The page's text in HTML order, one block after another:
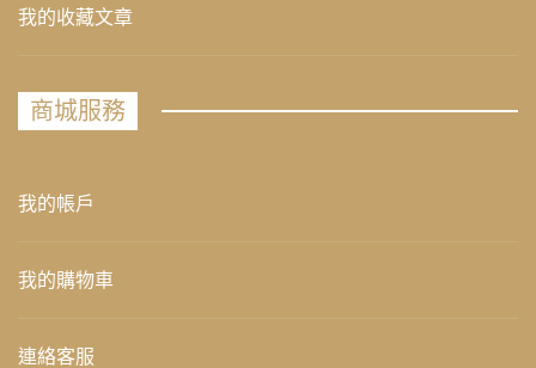
我的收藏文章
商城服務
我的帳戶
我的購物車
連絡客服